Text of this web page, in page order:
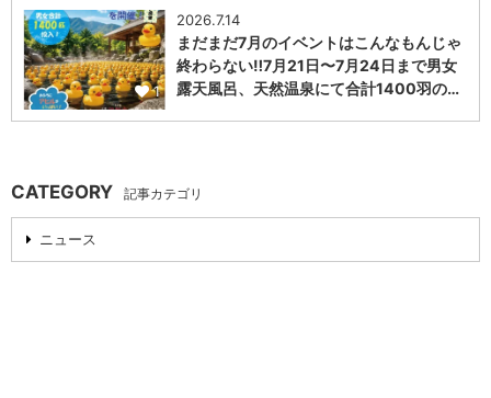
1
2026.7.14
まだまだ7月のイベントはこんなもんじゃ
終わらない‼️7月21日〜7月24日まで男女
露天風呂、天然温泉にて合計1400羽の…
CATEGORY 記事カテゴリ
ニュース